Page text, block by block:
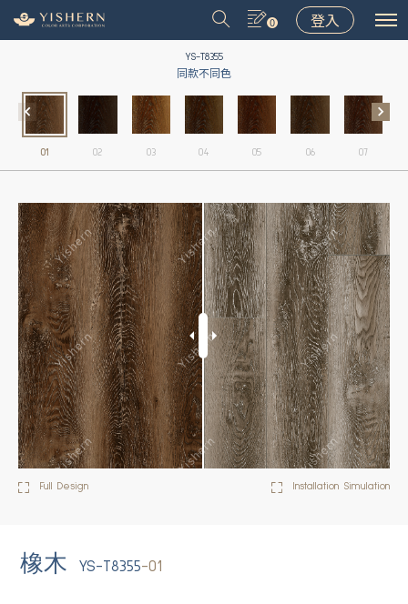
0 登入
YS-T8355
同款不同色
01 02 03 04 05 06 07
Full Design Installation Simulation
橡木 YS-T8355-01